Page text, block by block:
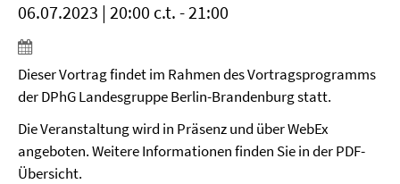
06.07.2023 | 20:00 c.t. - 21:00
Dieser Vortrag findet im Rahmen des Vortragsprogramms
der DPhG Landesgruppe Berlin-Brandenburg statt.
Die Veranstaltung wird in Präsenz und über WebEx
angeboten. Weitere Informationen finden Sie in der PDF-
Übersicht.